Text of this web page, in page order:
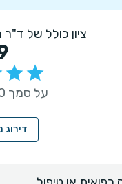
ציון כולל של
על סמך 40 חוות דעת
דירוג